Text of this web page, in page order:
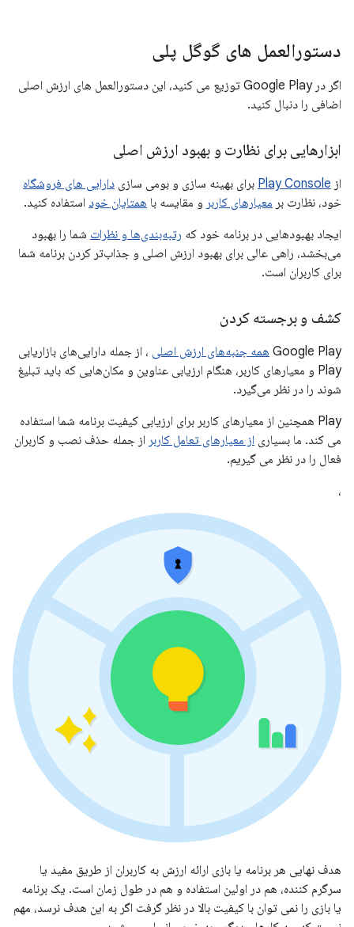
دستورالعمل های گوگل پلی
اگر در Google Play توزیع می کنید، این دستورالعمل های ارزش اصلی
اضافی را دنبال کنید.
ابزارهایی برای نظارت و بهبود ارزش اصلی
از Play Console برای بهینه سازی و بومی سازی دارایی های فروشگاه
خود، نظارت بر معیارهای کاربر و مقایسه با همتایان خود استفاده کنید.
ایجاد بهبودهایی در برنامه خود که رتبه‌بندی‌ها و نظرات شما را بهبود
می‌بخشد، راهی عالی برای بهبود ارزش اصلی و جذاب‌تر کردن برنامه شما
برای کاربران است.
کشف و برجسته کردن
Google Play همه جنبه‌های ارزش اصلی ، از جمله دارایی‌های بازاریابی
Play و معیارهای کاربر، هنگام ارزیابی عناوین و مکان‌هایی که باید تبلیغ
شوند را در نظر می‌گیرد.
Play همچنین از معیارهای کاربر برای ارزیابی کیفیت برنامه شما استفاده
می کند. ما بسیاری از معیارهای تعامل کاربر از جمله حذف نصب و کاربران
فعال را در نظر می گیریم.
،
هدف نهایی هر برنامه یا بازی ارائه ارزش به کاربران از طریق مفید یا
سرگرم کننده، هم در اولین استفاده و هم در طول زمان است. یک برنامه
یا بازی را نمی توان با کیفیت بالا در نظر گرفت اگر به این هدف نرسد، مهم